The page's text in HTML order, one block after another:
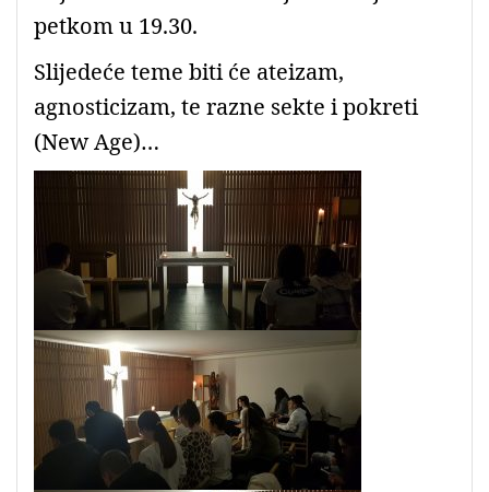
petkom u 19.30.
Slijedeće teme biti će ateizam,
agnosticizam, te razne sekte i pokreti
(New Age)…